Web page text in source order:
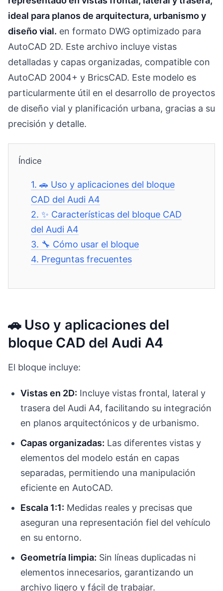
ideal para planos de arquitectura, urbanismo y
diseño vial. en formato DWG optimizado para
AutoCAD 2D. Este archivo incluye vistas
detalladas y capas organizadas, compatible con
AutoCAD 2004+ y BricsCAD. Este modelo es
particularmente útil en el desarrollo de proyectos
de diseño vial y planificación urbana, gracias a su
precisión y detalle.
Índice
1.🚗 Uso y aplicaciones del bloque
CAD del Audi A4
2.✨ Características del bloque CAD
del Audi A4
3. 🔧 Cómo usar el bloque
4. Preguntas frecuentes
🚗 Uso y aplicaciones del
bloque CAD del Audi A4
El bloque incluye:
Vistas en 2D: Incluye vistas frontal, lateral y
trasera del Audi A4, facilitando su integración
en planos arquitectónicos y de urbanismo.
Capas organizadas: Las diferentes vistas y
elementos del modelo están en capas
separadas, permitiendo una manipulación
eficiente en AutoCAD.
Escala 1:1: Medidas reales y precisas que
aseguran una representación fiel del vehículo
en su entorno.
Geometría limpia: Sin líneas duplicadas ni
elementos innecesarios, garantizando un
archivo ligero y fácil de trabajar.